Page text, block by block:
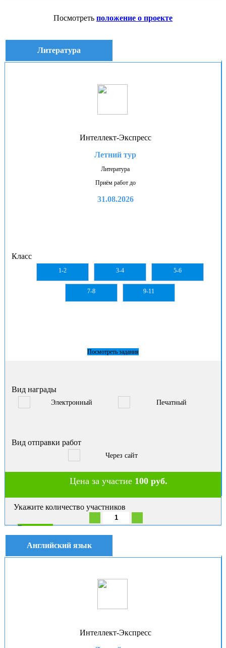
Посмотреть положение о проекте
Литература
Интеллект-Экспресс
Летний тур
Литература
Приём работ до
31.08.2026
Класс
1-2 3-4 5-6
7-8 9-11
Посмотреть задания
Вид награды
Электронный Печатный
Вид отправки работ
Через сайт
Цена за участие 100 руб.
Укажите количество участников
В корзину
Английский язык
Интеллект-Экспресс